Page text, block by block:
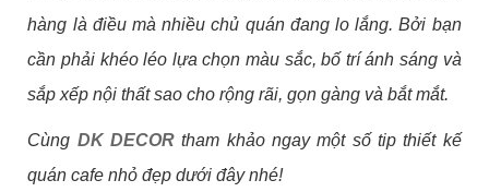
hàng là điều mà nhiều chủ quán đang lo lắng. Bởi bạn
cần phải khéo léo lựa chọn màu sắc, bố trí ánh sáng và
sắp xếp nội thất sao cho rộng rãi, gọn gàng và bắt mắt.
Cùng DK DECOR tham khảo ngay một số tip thiết kế
quán cafe nhỏ đẹp dưới đây nhé!